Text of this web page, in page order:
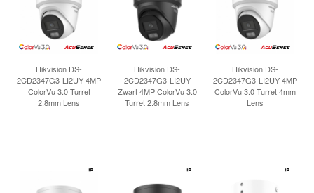
Hikvision DS-
2CD2347G3-LI2UY 4MP
ColorVu 3.0 Turret
2.8mm Lens
Hikvision DS-
2CD2347G3-LI2UY
Zwart 4MP ColorVu 3.0
Turret 2.8mm Lens
Hikvision DS-
2CD2347G3-LI2UY 4MP
ColorVu 3.0 Turret 4mm
Lens